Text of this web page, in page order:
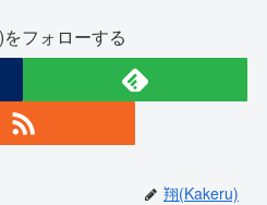
フォローする
翔(Kakeru)